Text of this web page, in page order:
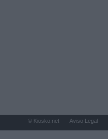
© Kiosko.net Aviso Legal